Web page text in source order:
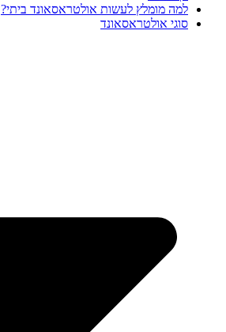
למה מומלץ לעשות אולטראסאונד ביתי?
סוגי אולטראסאונד